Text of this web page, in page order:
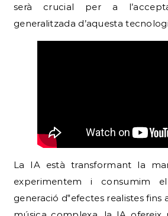
serà crucial per a
generalitzada d’aquesta
La IA està transformant la
experimentem i consumim
generació d‟efectes realistes